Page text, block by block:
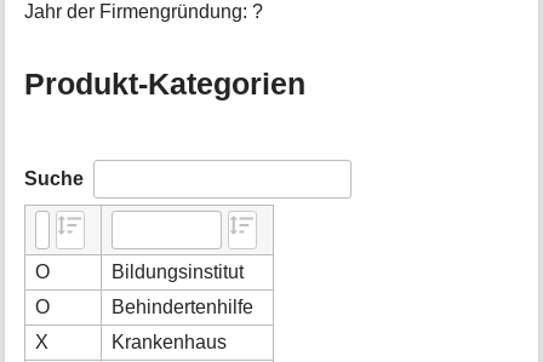
Jahr der Firmengründung: ?
Produkt-Kategorien
Suche
O
Bildungsinstitut
O
Behindertenhilfe
X
Krankenhaus